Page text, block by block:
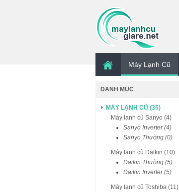
Máy Lạnh Cũ
DANH MỤC
MÁY LẠNH CŨ (35)
Máy lạnh cũ Sanyo (4)
Sanyo Inverter (4)
Sanyo Thường (0)
Máy lạnh cũ Daikin (10)
Daikin Thường (5)
Daikin Inverter (5)
Máy lạnh cũ Toshiba (11)